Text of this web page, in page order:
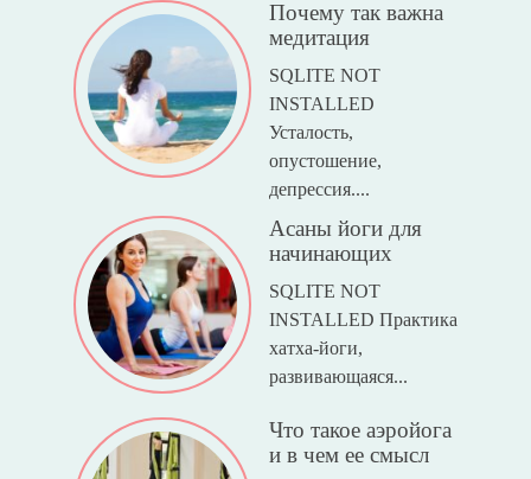
Почему так важна
медитация
SQLITE NOT
INSTALLED
Усталость,
опустошение,
депрессия....
Асаны йоги для
начинающих
SQLITE NOT
INSTALLED Практика
хатха-йоги,
развивающаяся...
Что такое аэройога
и в чем ее смысл